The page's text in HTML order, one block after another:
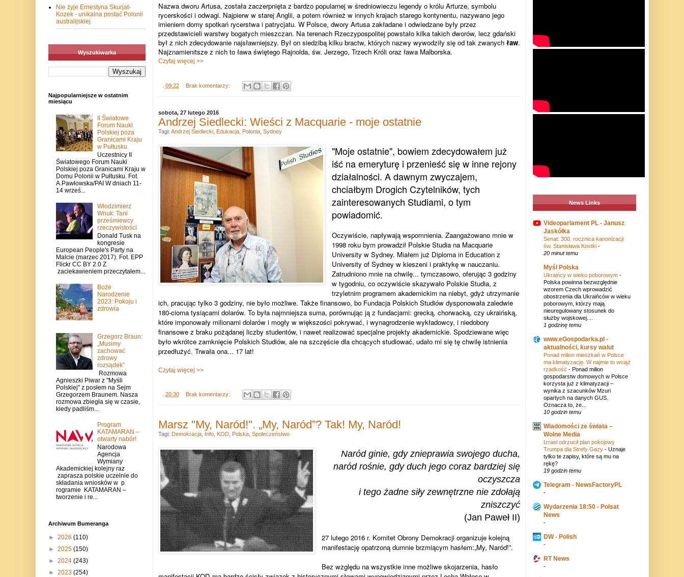
Nazwa dworu Artusa, została zaczerpnięta z bardzo popularnej w średniowieczu legendy o królu Arturze, symbolu
rycerskości i odwagi. Najpierw w starej Anglii, a potem również w innych krajach starego kontynentu, nazywano jego
imieniem domy spotkań rycerstwa i patrycjatu. W Polsce, dwory Artusa zakładane i odwiedzane były przez
przedstawicieli warstwy bogatych mieszczan. Na terenach Rzeczypospolitej powstało kilka takich dworów, lecz gdański
był z nich zdecydowanie najsławniejszy. Był on siedzibą kilku bractw, których nazwy wywodziły się od tak zwanych ław.
Najznamienitsze z nich to ława świętego Rajnolda, św. Jerzego, Trzech Króli oraz ława Malborska.
Czytaj więcej >>
09:22 Brak komentarzy:
sobota, 27 lutego 2016
Andrzej Siedlecki: Wieści z Macquarie - moje ostatnie
"Moje ostatnie", bowiem zdecydowałem już
iść na emeryturę i przenieść się w inne rejony
działalności. A dawnym zwyczajem,
chciałbym Drogich Czytelników, tych
zainteresowanych Studiami, o tym
powiadomić.
Oczywiście, napływają wspomnienia. Zaangażowano mnie w
1998 roku bym prowadził Polskie Studia na Macquarie
University w Sydney. Miałem już Diploma in Education z
University of Sydney w kieszeni i praktykę w nauczaniu.
Zatrudniono mnie na chwilę... tymczasowo, oferując 3 godziny
w tygodniu, co oczywiście skazywało Polskie Studia, z
trzyletnim programem akademickim na niebyt, gdyż utrzymanie
ich, pracując tylko 3 godziny, nie było możliwe. Także finansowo, bo Fundacja Polskich Studiów dysponowała zaledwie
180-cioma tysiącami dolarów. To była najmniejsza suma, porównując ją z fundacjami: grecką, chorwacką, czy ukraińską,
które imponowały milionami dolarów i mogły w większości pokrywać, i wynagrodzenie wykładowcy, i niedobory
finansowe z braku pożądanej liczby studentów, i nawet realizować specjalne projekty akademickie. Spodziewane więc
było wkrótce zamknięcie Polskich Studiów, ale na szczęście dla chcących studiować, udało mi się tę chwilę istnienia
przedłużyć. Trwała ona... 17 lat!
Czytaj więcej >>
20:30 Brak komentarzy:
Tagi: Andrzej Siedlecki, Edukacja, Polonia, Sydney
Marsz "My, Naród!". „My, Naród”? Tak! My, Naród!
Naród ginie, gdy znieprawia swojego ducha,
naród rośnie, gdy duch jego coraz bardziej się
oczyszcza
i tego żadne siły zewnętrzne nie zdołają
zniszczyć
(Jan Paweł II)
27 lutego 2016 r. Komitet Obrony Demokracji organizuje kolejną
manifestację opatrzoną dumnie brzmiącym hasłem:„My, Naród!”.
Bez względu na wszystkie inne możliwe skojarzenia, hasło
Tagi: Demokracja, Info, KOD, Polska, Społeczeństwo
Nie żyje Ernestyna Skurjat-
Kozek - unikalna postać Polonii
australijskiej
Wyszukiwarka
Najpopularniejsze w ostatnim
miesiącu
II Światowe
Forum Nauki
Polskiej poza
Granicami Kraju
w Pułtusku
Uczestnicy II
Światowego Forum Nauki
Polskiej poza Granicami Kraju w
Domu Polonii w Pułtusku. Fot.
A.Pawłowska/PAI W dniach 11-
14 wrześ...
Włodzimierz
Wnuk: Tani
prześmiewcy
rzeczywistości
Donald Tusk na
kongresie
European People's Party na
Malcie (marzec 2017). Fot. EPP
Flickr CC BY 2.0 Z
zaciekawieniem przeczytałem...
Boże
Narodzenie
2023: Pokoju i
zdrowia
Grzegorz Braun:
„Musimy
zachować
zdrowy
rozsądek”
Rozmowa
Agnieszki Piwar z "Myśli
Polskiej" z posłem na Sejm
Grzegorzem Braunem. Nasza
rozmowa zbiegła się w czasie,
kiedy padliśm...
Program
KATAMARAN –
otwarty nabór!
Narodowa
Agencja
Wymiany
Akademickiej kolejny raz
zaprasza polskie uczelnie do
składania wniosków w p
rogramie KATAMARAN –
tworzenie i re...
Archiwum Bumeranga
► 2026 (110)
► 2025 (150)
► 2024 (243)
► 2023 (254)
News Links
Videoparlament PL - Janusz
Jaskółka
Senat: 300. rocznica kanonizacji
św. Stanisława Kostki -
20 minut temu
Myśl Polska
Ukraińcy w wieku poborowym -
Polska powinna bezwzględnie
wzorem Czech wprowadzić
obostrzenia dla Ukraińców w wieku
poborowym, którzy mają
nieuregulowany stosunek do
służby wojskowej....
1 godzinę temu
www.eGospodarka.pl -
aktualności, kursy walut
Ponad milion mieszkań w Polsce
ma klimatyzację. W najmie to wciąż
rzadkość - Ponad milion
gospodarstw domowych w Polsce
korzysta już z klimatyzacji –
wynika z szacunków Mzuri
opartych na danych GUS.
Oznacza to, że...
10 godzin temu
Wiadomości ze świata –
Wolne Media
Izrael odrzucił plan pokojowy
Trumpa dla Strefy Gazy - Uznaje
tylko te zapisy, które są mu na
rękę?
19 godzin temu
Telegram - NewsFactoryPL
-
Wydarzenia 18:50 - Polsat
News
-
DW - Polish
-
RT News
-